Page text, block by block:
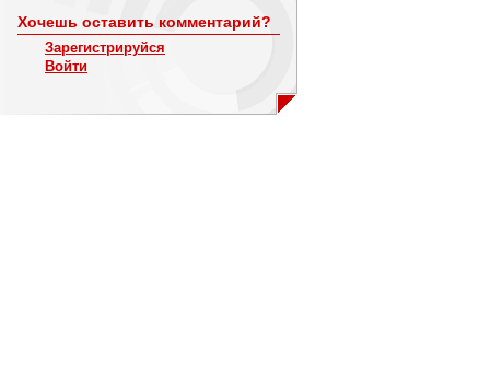
Хочешь оставить комментарий?
Зарегистрируйся
Войти